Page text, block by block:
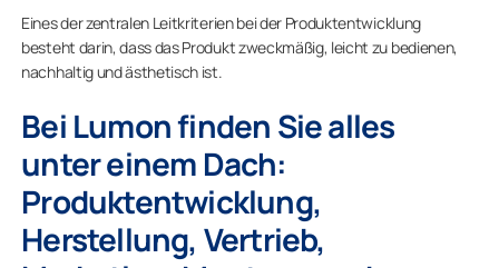
Eines der zentralen Leitkriterien bei der Produktentwicklung
besteht darin, dass das Produkt zweckmäßig, leicht zu bedienen,
nachhaltig und ästhetisch ist.
Bei Lumon finden Sie alles
unter einem Dach:
Produktentwicklung,
Herstellung, Vertrieb,